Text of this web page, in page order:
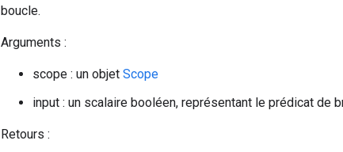
boucle.
Arguments :
scope : un objet Scope
input : un scalaire booléen, représentant le prédicat de
Retours :